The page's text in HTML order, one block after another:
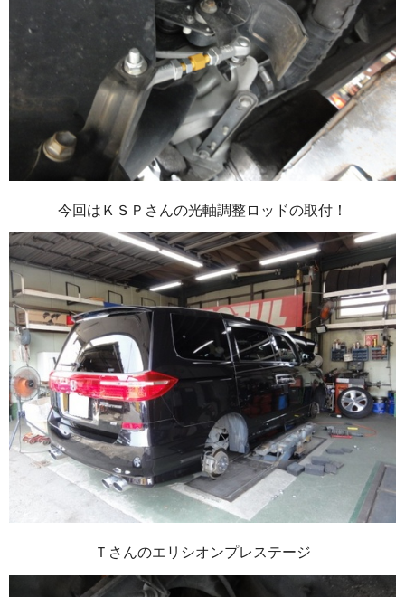
今回はＫＳＰさんの光軸調整ロッドの取付！
Ｔさんのエリシオンプレステージ